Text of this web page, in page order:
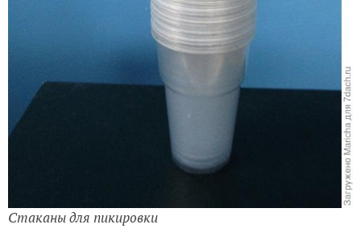
Стаканы для пикировки